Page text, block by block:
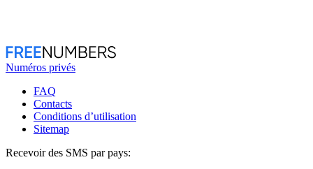
Numéros privés
FAQ
Contacts
Conditions d’utilisation
Sitemap
Recevoir des SMS par pays: